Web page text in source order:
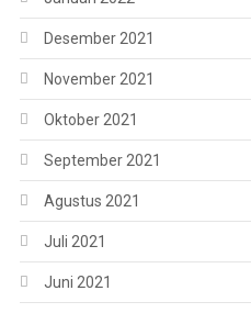
Desember 2021
November 2021
Oktober 2021
September 2021
Agustus 2021
Juli 2021
Juni 2021